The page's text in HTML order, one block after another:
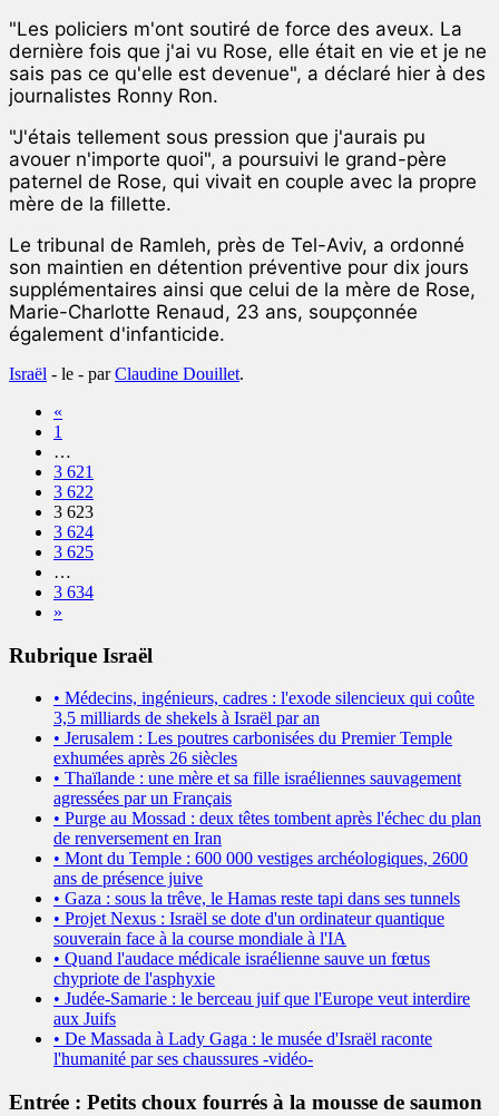
"Les policiers m'ont soutiré de force des aveux. La
dernière fois que j'ai vu Rose, elle était en vie et je ne
sais pas ce qu'elle est devenue", a déclaré hier à des
journalistes Ronny Ron.
"J'étais tellement sous pression que j'aurais pu
avouer n'importe quoi", a poursuivi le grand-père
paternel de Rose, qui vivait en couple avec la propre
mère de la fillette.
Le tribunal de Ramleh, près de Tel-Aviv, a ordonné
son maintien en détention préventive pour dix jours
supplémentaires ainsi que celui de la mère de Rose,
Marie-Charlotte Renaud, 23 ans, soupçonnée
également d'infanticide.
Israël - le - parClaudine Douillet.
«
1
…
3 621
3 622
3 623
3 624
3 625
…
3 634
»
Rubrique Israël
• Médecins, ingénieurs, cadres : l'exode silencieux qui coûte
3,5 milliards de shekels à Israël par an
• Jerusalem : Les poutres carbonisées du Premier Temple
exhumées après 26 siècles
• Thaïlande : une mère et sa fille israéliennes sauvagement
agressées par un Français
• Purge au Mossad : deux têtes tombent après l'échec du plan
de renversement en Iran
• Mont du Temple : 600 000 vestiges archéologiques, 2600
ans de présence juive
• Gaza : sous la trêve, le Hamas reste tapi dans ses tunnels
• Projet Nexus : Israël se dote d'un ordinateur quantique
souverain face à la course mondiale à l'IA
• Quand l'audace médicale israélienne sauve un fœtus
chypriote de l'asphyxie
• Judée-Samarie : le berceau juif que l'Europe veut interdire
aux Juifs
• De Massada à Lady Gaga : le musée d'Israël raconte
l'humanité par ses chaussures -vidéo-
Entrée : Petits choux fourrés à la mousse de saumon